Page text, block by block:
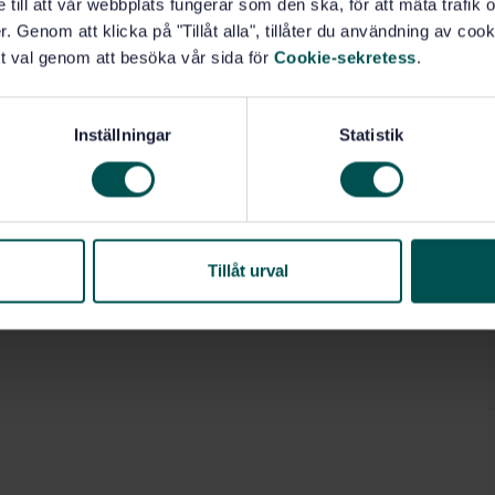
till att vår webbplats fungerar som den ska, för att mäta trafik
Genom att klicka på "Tillåt alla", tillåter du användning av
val genom att besöka vår sida för Cookie-sekretess.
Inställningar Statistik
Tillåt urval
(13.020.20)